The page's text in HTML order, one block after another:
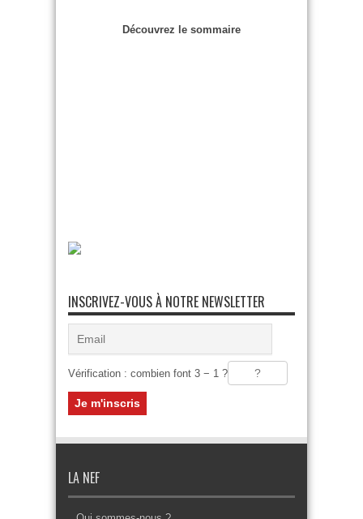
Découvrez le sommaire
INSCRIVEZ-VOUS À NOTRE NEWSLETTER
Vérification : combien font 3 − 1 ?
LA NEF